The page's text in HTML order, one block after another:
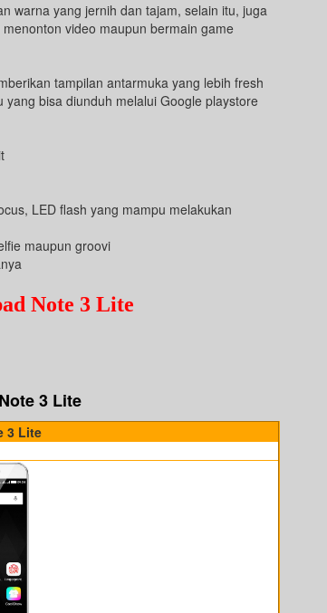
warna yang jernih dan tajam, selain itu, juga
video maupun bermain game
tampilan antarmuka yang lebih fresh
bisa diunduh melalui Google playstore
LED flash yang mampu melakukan
maupun groovi
Note 3 Lite
3 Lite
3 Lite